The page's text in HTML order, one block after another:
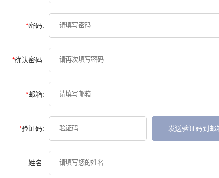
*密码:
*确认密码:
*邮箱:
*验证码: 发送验证码到邮
姓名: